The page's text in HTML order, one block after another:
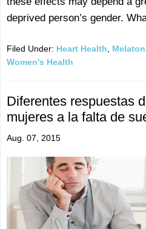
deprived person’s gender.
Filed Under: Heart Health
Women's Health
Diferentes respuestas
mujeres a la falta de
Aug. 07, 2015